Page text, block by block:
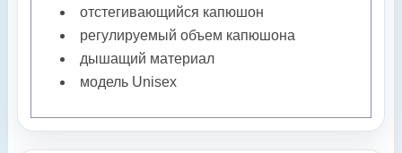
отстегивающийся капюшон
регулируемый объем капюшона
дышащий материал
модель Unisex